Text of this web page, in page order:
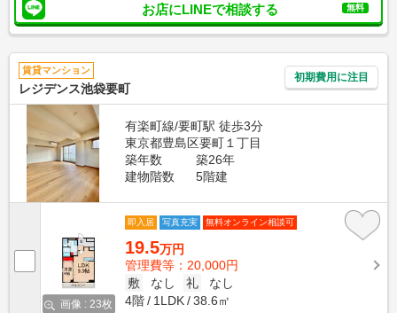
お店にLINEで相談する 無料
賃貸マンション
レジデンス池袋要町
初期費用に注目
有楽町線/要町駅 徒歩3分
東京都豊島区要町１丁目
築年数
築26年
建物階数
5階建
画像 : 23枚
即入居 写真充実 無料オンライン相談可
19.5万円
管理費等：20,000円
敷
なし 礼
なし
4階
1LDK 38.6㎡